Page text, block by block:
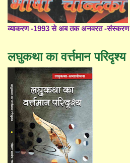
व्याकरण -1993 से अब तक अनवरत -संस्करण
लघुकथा का वर्त्तमान परिदृश्य